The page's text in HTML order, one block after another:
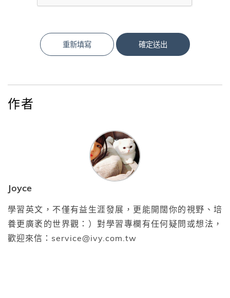
重新填寫 確定送出
作者
Joyce
學習英文，不僅有益生涯發展，更能開闊你的視野、培
養更廣袤的世界觀：）對學習專欄有任何疑問或想法，
歡迎來信：service@ivy.com.tw